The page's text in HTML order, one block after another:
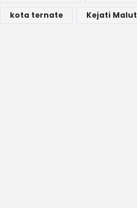
kota ternate
Kejati Malut